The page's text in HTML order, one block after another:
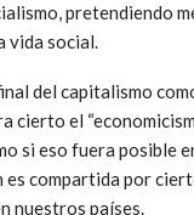
pretendiendo
vida social.
del capitalismo
cierto el
si eso fuera posible
compartida por
nuestros países.